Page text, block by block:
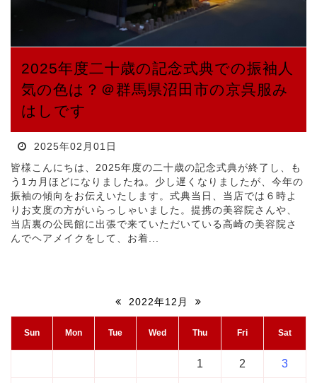
2022年12月
Sun Mon Tue Wed Thu Fri Sat
1 2 3
2025年度二十歳の記念式典での振袖人
気の色は？＠群馬県沼田市の京呉服み
はしです
2025年02月01日
皆様こんにちは、2025年度の二十歳の記念式典が終了し、も
う1カ月ほどになりましたね。少し遅くなりましたが、今年の
振袖の傾向をお伝えいたします。式典当日、当店では６時よ
りお支度の方がいらっしゃいました。提携の美容院さんや、
当店裏の公民館に出張で来ていただいている高崎の美容院さ
んでヘアメイクをして、お着...